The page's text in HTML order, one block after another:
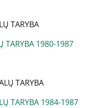
TARYBA
TARYBA 1980-1987
TARYBA
TARYBA 1984-1987